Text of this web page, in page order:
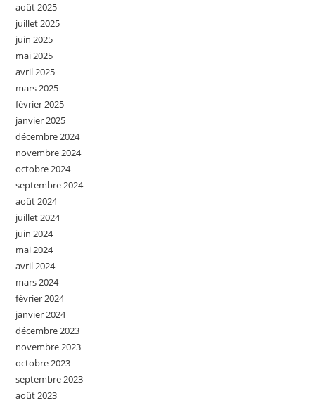
août 2025
juillet 2025
juin 2025
mai 2025
avril 2025
mars 2025
février 2025
janvier 2025
décembre 2024
novembre 2024
octobre 2024
septembre 2024
août 2024
juillet 2024
juin 2024
mai 2024
avril 2024
mars 2024
février 2024
janvier 2024
décembre 2023
novembre 2023
octobre 2023
septembre 2023
août 2023